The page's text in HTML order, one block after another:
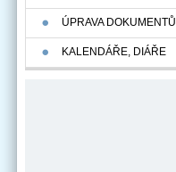
ÚPRAVA DOKUMENTŮ
KALENDÁŘE, DIÁŘE